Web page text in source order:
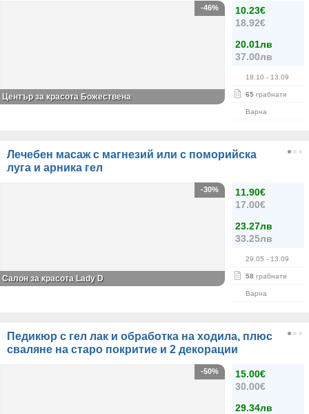
10.23€
18.92€
20.01лв
37.00лв
18.10 - 13.09
65 грабнати
Варна
-46%
Център за красота Божествена
Лечебен масаж с магнезий или с поморийска
луга и арника гел
11.90€
17.00€
23.27лв
33.25лв
29.05 - 13.09
58 грабнати
Варна
-30%
Салон за красота Lady D
Педикюр с гел лак и обработка на ходила, плюс
сваляне на старо покритие и 2 декорации
15.00€
30.00€
29.34лв
-50%